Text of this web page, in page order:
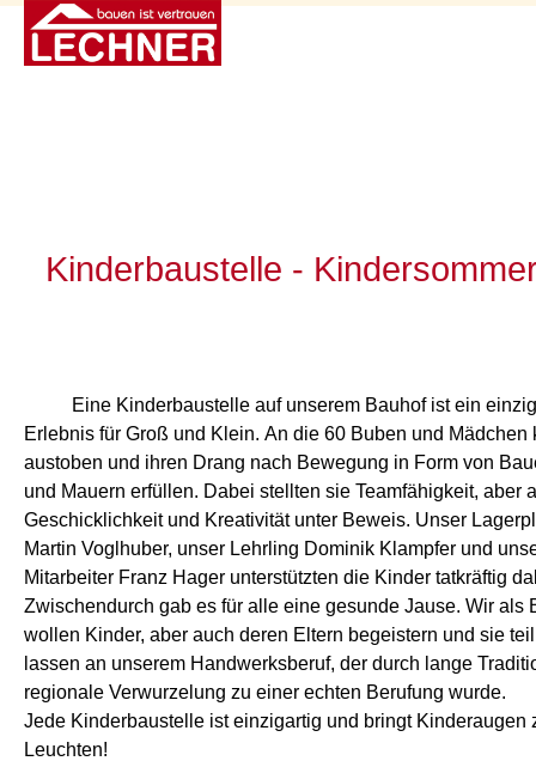
Kinderbaustelle -
Eine Kinderbaustelle auf unserem Bauhof ist ein
Erlebnis für Groß und Klein. An die 60 Buben und Mädchen
austoben und ihren Drang nach Bewegung in Form von
und Mauern erfüllen. Dabei stellten sie Teamfähigkeit, aber
Geschicklichkeit und Kreativität unter Beweis. Unser
Martin Voglhuber, unser Lehrling Dominik Klampfer und
Mitarbeiter Franz Hager unterstützten die Kinder tatkräftig
Zwischendurch gab es für alle eine gesunde Jause. Wir als
wollen Kinder, aber auch deren Eltern begeistern und sie
lassen an unserem Handwerksberuf, der durch lange
regionale Verwurzelung zu einer echten Berufung wurde.
Jede Kinderbaustelle ist einzigartig und bringt Kinderaugen
Leuchten!